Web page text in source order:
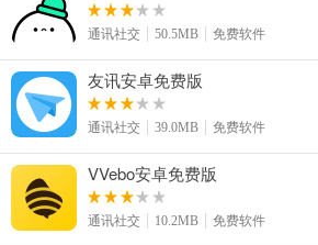
通讯社交 50.5MB 免费软件
友讯安卓免费版
通讯社交 39.0MB 免费软件
VVebo安卓免费版
通讯社交 10.2MB 免费软件